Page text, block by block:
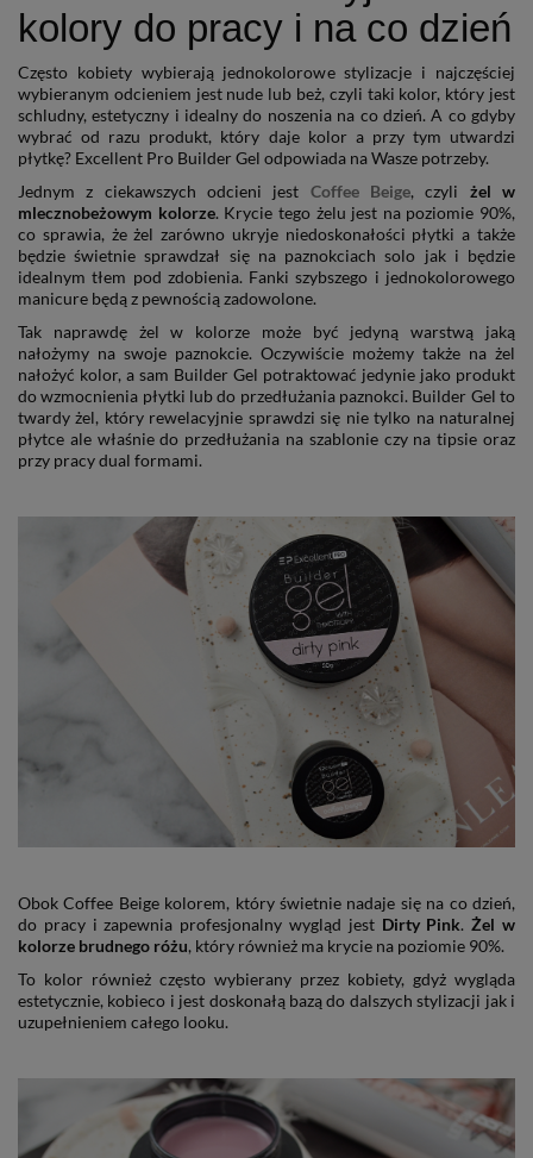
kolory do pracy i na co dzień
Często kobiety wybierają jednokolorowe stylizacje i najczęściej
wybieranym odcieniem jest nude lub beż, czyli taki kolor, który jest
schludny, estetyczny i idealny do noszenia na co dzień. A co gdyby
wybrać od razu produkt, który daje kolor a przy tym utwardzi
płytkę? Excellent Pro Builder Gel odpowiada na Wasze potrzeby.
Jednym z ciekawszych odcieni jest Coffee Beige, czyli żel w
mlecznobeżowym kolorze. Krycie tego żelu jest na poziomie 90%,
co sprawia, że żel zarówno ukryje niedoskonałości płytki a także
będzie świetnie sprawdzał się na paznokciach solo jak i będzie
idealnym tłem pod zdobienia. Fanki szybszego i jednokolorowego
manicure będą z pewnością zadowolone.
Tak naprawdę żel w kolorze może być jedyną warstwą jaką
nałożymy na swoje paznokcie. Oczywiście możemy także na żel
nałożyć kolor, a sam Builder Gel potraktować jedynie jako produkt
do wzmocnienia płytki lub do przedłużania paznokci. Builder Gel to
twardy żel, który rewelacyjnie sprawdzi się nie tylko na naturalnej
płytce ale właśnie do przedłużania na szablonie czy na tipsie oraz
przy pracy dual formami.
Obok Coffee Beige kolorem, który świetnie nadaje się na co dzień,
do pracy i zapewnia profesjonalny wygląd jest Dirty Pink.Żel w
kolorze brudnego różu, który również ma krycie na poziomie 90%.
To kolor również często wybierany przez kobiety, gdyż wygląda
estetycznie, kobieco i jest doskonałą bazą do dalszych stylizacji jak i
uzupełnieniem całego looku.